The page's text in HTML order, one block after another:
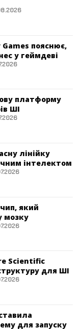
пояснює,
у геймдеві
платформу
ШІ
лінійку
інтелектом
який
мозку
Scientific
для ШІ
для запуску